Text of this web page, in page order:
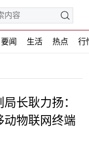
要闻 生活 热点 行
长耿力扬：
动物联网终端